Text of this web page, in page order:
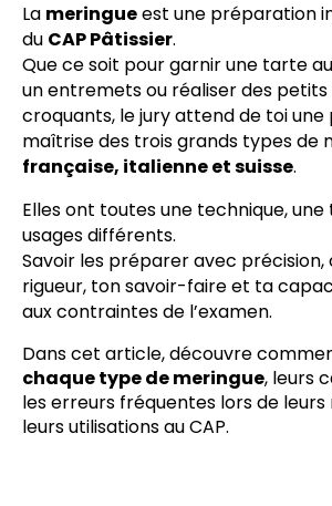
La meringueest une préparation
du CAP Pâtissier.
Que ce soit pour garnir une tarte
un entremets ou réaliser des petits
croquants, le jury attend de toi
maîtrise des trois grands types de
française, italienne et suisse.
Elles ont toutes une technique,
usages différents.
Savoir les préparer avec
rigueur, ton savoir-faire et ta
aux contraintes de l’examen.
Dans cet article, découvre
chaque type de meringue, leurs
les erreurs fréquentes lors de
leurs utilisations au CAP.